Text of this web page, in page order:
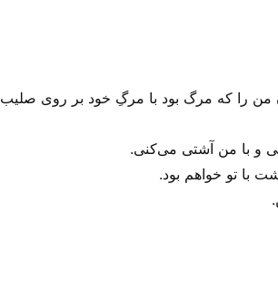
من را که مرگ بود با مرگِ خود بر روی صلیب
و با من آشتی می‌‌کنی.
با تو خواهم بود.